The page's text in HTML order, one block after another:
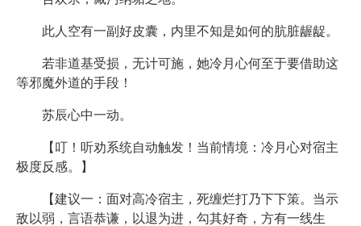
此人空有一副好皮囊，内里不知是如何的肮脏龌龊。
若非道基受损，无计可施，她冷月心何至于要借助这
等邪魔外道的手段！
苏辰心中一动。
【叮！听劝系统自动触发！当前情境：冷月心对宿主
极度反感。】
【建议一：面对高冷宿主，死缠烂打乃下下策。当示
敌以弱，言语恭谦，以退为进，勾其好奇，方有一线生